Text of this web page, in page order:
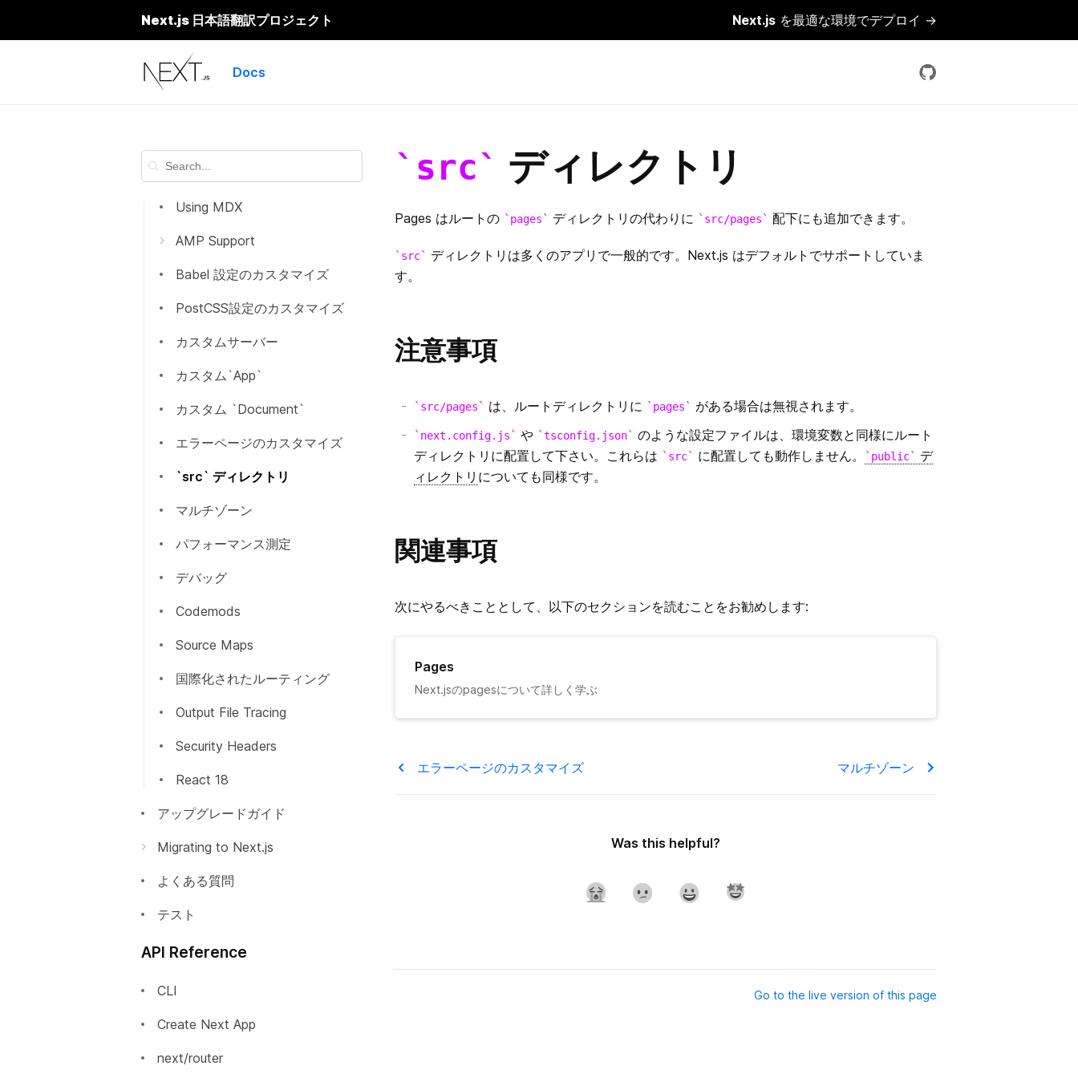
Next.js 日本語翻訳プロジェクト Next.js を最適な環境でデプロイ →
Next.js Docs
プレビューモード
動的インポート
Automatic Static Optimization
絶対パスインポートとモジュー
ルパスエイリアス
Using MDX
AMP Support
ート
TypeScript
Babel 設定のカスタマイズ
PostCSS設定のカスタマイズ
カスタムサーバー
カスタム`App`
カスタム `Document`
エラーページのカスタマイズ
`src` ディレクトリ
マルチゾーン
パフォーマンス測定
デバッグ
Codemods
Source Maps
国際化されたルーティング
Output File Tracing
Security Headers
React 18
アップグレードガイド
Migrating to Next.js
App
よくある質問
テスト
API Reference
CLI
Create Next App
next/router
src ディレクトリ
Pages はルートの pages ディレクトリの代わりに src/pages 配下にも追加できます。
src
ディレクトリは多くのアプリで一般的です。Next.js はデフォルトでサポートしていま
す。
注意事項
src/pages は、ルートディレクトリに pages がある場合は無視されます。
next.config.js や tsconfig.json
のような設定ファイルは、環境変数と同様にルート
ディレクトリに配置して下さい。これらは
src に配置しても動作しません。 public
デ
ィレクトリ についても同様です。
関連事項
次にやるべきこととして、以下のセクションを読むことをお勧めします:
Pages
Next.jsのpagesについて詳しく学ぶ
エラーページのカスタマイズ マルチゾーン
Was this helpful?
Go to the live version of this page